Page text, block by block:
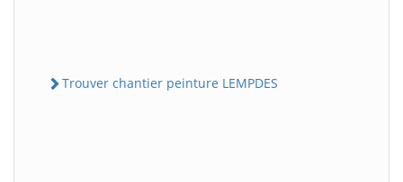
Trouver chantier peinture LEMPDES